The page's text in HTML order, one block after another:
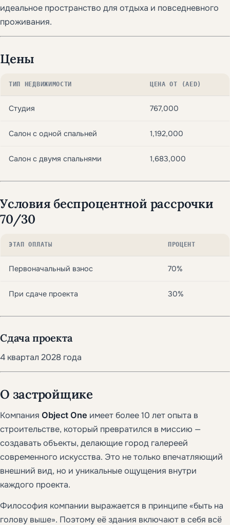
идеальное пространство для отдыха и повседневного
проживания.
Цены
ТИП НЕДВИЖИМОСТИ ЦЕНА ОТ (AED)
Студия 767,000
Салон с одной спальней 1,192,000
Салон с двумя спальнями 1,683,000
Условия беспроцентной рассрочки
70/30
ЭТАП ОПЛАТЫ ПРОЦЕНТ
Первоначальный взнос 70%
При сдаче проекта 30%
Сдача проекта
4 квартал 2028 года
О застройщике
Компания Object One имеет более 10 лет опыта в
строительстве, который превратился в миссию —
создавать объекты, делающие город галереей
современного искусства. Это не только впечатляющий
внешний вид, но и уникальные ощущения внутри
каждого проекта.
Философия компании выражается в принципе «быть на
голову выше». Поэтому её здания включают в себя всё